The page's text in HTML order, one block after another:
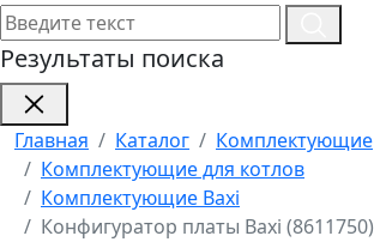
Результаты поиска
Главная Каталог
Комплектующие
Комплектующие для котлов
Комплектующие Baxi
Конфигуратор платы Baxi (8611750)